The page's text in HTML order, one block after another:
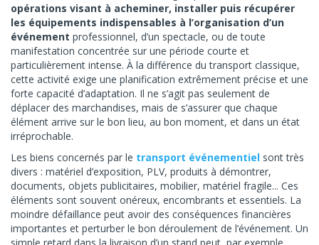
opérations visant à acheminer, installer puis récupérer
les équipements indispensables à l’organisation d’un
événement professionnel, d’un spectacle, ou de toute
manifestation concentrée sur une période courte et
particulièrement intense. À la différence du transport classique,
cette activité exige une planification extrêmement précise et une
forte capacité d’adaptation. Il ne s’agit pas seulement de
déplacer des marchandises, mais de s’assurer que chaque
élément arrive sur le bon lieu, au bon moment, et dans un état
irréprochable.
Les biens concernés par le transport événementiel sont très
divers : matériel d’exposition, PLV, produits à démontrer,
documents, objets publicitaires, mobilier, matériel fragile... Ces
éléments sont souvent onéreux, encombrants et essentiels. La
moindre défaillance peut avoir des conséquences financières
importantes et perturber le bon déroulement de l’événement. Un